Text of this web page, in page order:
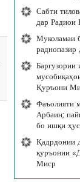
Сабти
дар
Муколамаи
раднопазир
Қуръони
Фаъолияти
Арбаин;
бо ишқи
Қадрдонии
қуръонии
Миср